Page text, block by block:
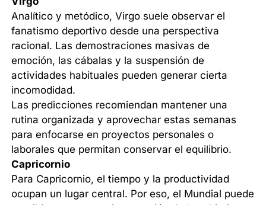
Analítico y metódico, Virgo suele observar el
fanatismo deportivo desde una perspectiva
racional. Las demostraciones masivas de
emoción, las cábalas y la suspensión de
actividades habituales pueden generar cierta
incomodidad.
Las predicciones recomiendan mantener una
rutina organizada y aprovechar estas semanas
para enfocarse en proyectos personales o
laborales que permitan conservar el equilibrio.
Capricornio
Para Capricornio, el tiempo y la productividad
ocupan un lugar central. Por eso, el Mundial puede